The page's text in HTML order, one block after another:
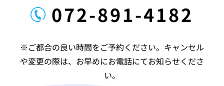
072-891-4182
※ご都合の良い時間をご予約ください。キャンセル
や変更の際は、お早めにお電話にてお知らせくださ
い。